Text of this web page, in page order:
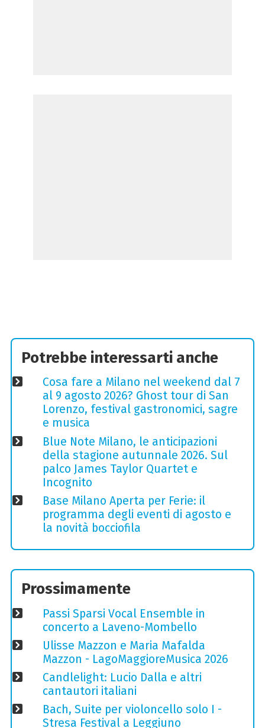
Potrebbe interessarti anche
Cosa fare a Milano nel weekend dal 7
al 9 agosto 2026? Ghost tour di San
Lorenzo, festival gastronomici, sagre
e musica
Blue Note Milano, le anticipazioni
della stagione autunnale 2026. Sul
palco James Taylor Quartet e
Incognito
Base Milano Aperta per Ferie: il
programma degli eventi di agosto e
la novità bocciofila
Prossimamente
Passi Sparsi Vocal Ensemble in
concerto a Laveno-Mombello
Ulisse Mazzon e Maria Mafalda
Mazzon - LagoMaggioreMusica 2026
Candlelight: Lucio Dalla e altri
cantautori italiani
Bach, Suite per violoncello solo I -
Stresa Festival a Leggiuno